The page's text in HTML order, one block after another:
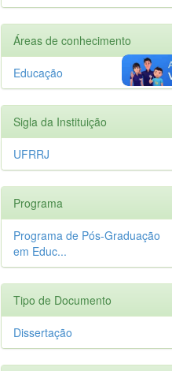
Áreas de conhecimento
Educação
Sigla da Instituição
UFRRJ
Programa
Programa de Pós-Graduação
em Educ...
Tipo de Documento
Dissertação